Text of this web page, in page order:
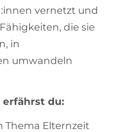
vernetzt und
die sie
in
umwandeln
erfährst du:
Thema Elternzeit